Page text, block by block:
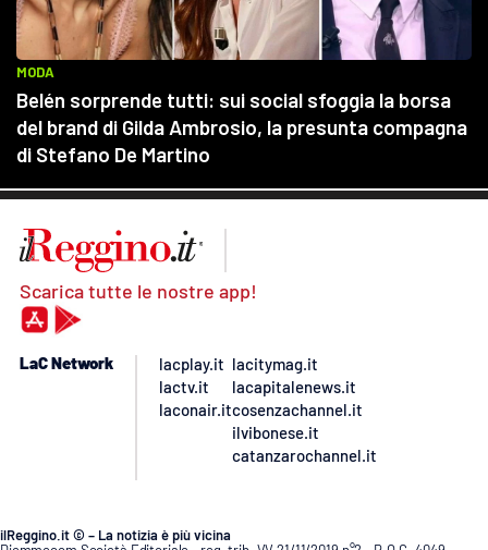
Scarica tutte le nostre app!
LaC Network
lacplay.it
lactv.it
laconair.it
lacitymag.it
lacapitalenews.it
cosenzachannel.it
ilvibonese.it
catanzarochannel.it
ilReggino.it © – La notizia è più vicina